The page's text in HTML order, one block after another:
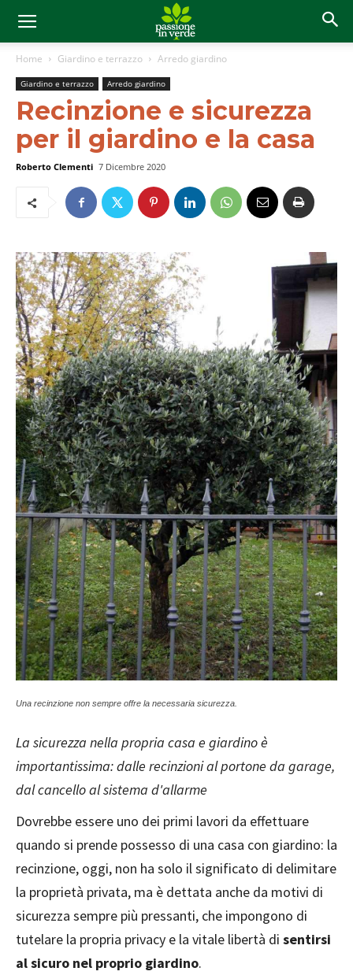
Home Giardino e terrazzo Arredo giardino
Giardino e terrazzo Arredo giardino
Recinzione e sicurezza
per il giardino e la casa
Roberto Clementi 7 Dicembre 2020
Una recinzione non sempre offre la necessaria sicurezza.
La sicurezza nella propria casa e giardino è
importantissima: dalle recinzioni al portone da garage,
dal cancello al sistema d'allarme
Dovrebbe essere uno dei primi lavori da effettuare
quando si prende possesso di una casa con giardino: la
recinzione, oggi, non ha solo il significato di delimitare
la proprietà privata, ma è dettata anche da motivi di
sicurezza sempre più pressanti, che impongono di
tutelare la propria privacy e la vitale libertà di sentirsi
al sicuro nel proprio giardino.